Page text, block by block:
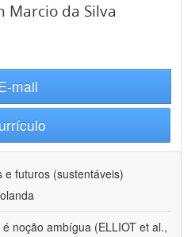
Marcio da Silva
mail
e futuros (sustentáveis)
noção ambígua (ELLIOT et al.,